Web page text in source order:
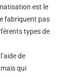
est le
fabriquent pas
types de
de
qui